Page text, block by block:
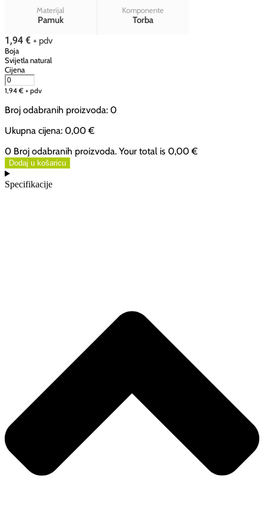
Materijal
Pamuk
Komponente
Torba
1,94 € + pdv
Boja
Svijetla natural
Cijena
1,94 € + pdv
Broj odabranih proizvoda: 0
Ukupna cijena: 0,00 €
0 Broj odabranih proizvoda. Your total is 0,00 €
Dodaj u košaricu
Specifikacije